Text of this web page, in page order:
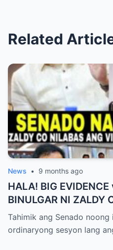
Related
News • 9 months ago
HALA! BIG
BINULGAR NI ZALDY
NASHOCK SA
PAti SI SOTTO!
Tahimik ang Senado
ordinaryong sesyon lang